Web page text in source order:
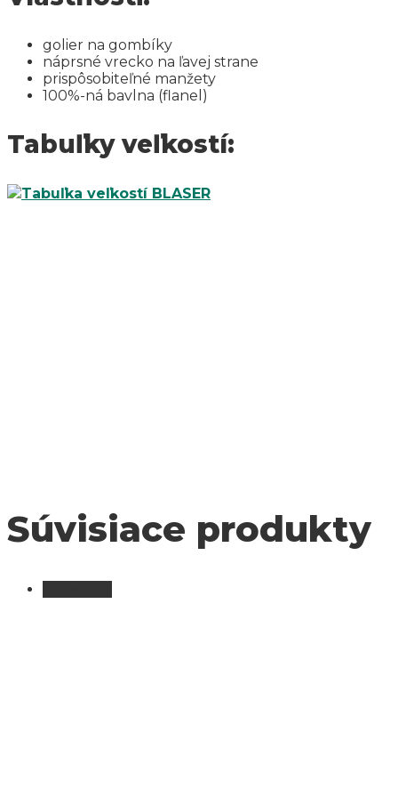
golier na gombíky
náprsné vrecko na ľavej strane
prispôsobiteľné manžety
100%-ná bavlna (flanel)
Tabuľky veľkostí:
Súvisiace produkty